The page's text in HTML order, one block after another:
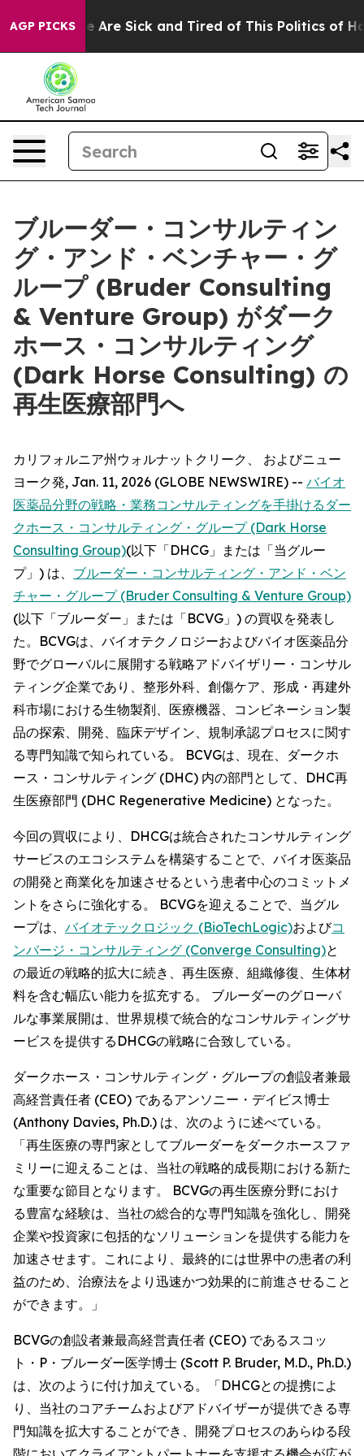
AGP PICKS
“People Are Sick and Tired of This Politics of
ブルーダー・コンサルティン
グ・アンド・ベンチャー・グ
ループ (Bruder Consulting
& Venture Group) がダーク
ホース・コンサルティング
(Dark Horse Consulting) の
再生医療部門へ
カリフォルニア州ウォルナットクリーク、 およびニュー
ヨーク発, Jan. 11, 2026 (GLOBE NEWSWIRE) -- バイオ
医薬品分野の戦略・業務コンサルティングを手掛けるダー
クホース・コンサルティング・グループ (Dark Horse
Consulting Group)(以下「DHCG」または「当グルー
プ」) は、 ブルーダー・コンサルティング・アンド・ベン
チャー・グループ (Bruder Consulting & Venture Group)
(以下「ブルーダー」または「BCVG」) の買収を発表し
た。BCVGは、バイオテクノロジーおよびバイオ医薬品分
野でグローバルに展開する戦略アドバイザリー・コンサル
ティング企業であり、整形外科、創傷ケア、形成・再建外
科市場における生物製剤、医療機器、コンビネーション製
品の探索、開発、臨床デザイン、規制承認プロセスに関す
る専門知識で知られている。 BCVGは、現在、ダークホ
ース・コンサルティング (DHC) 内の部門として、DHC再
生医療部門 (DHC Regenerative Medicine) となった。
今回の買収により、DHCGは統合されたコンサルティング
サービスのエコシステムを構築することで、バイオ医薬品
の開発と商業化を加速させるという患者中心のコミットメ
ントをさらに強化する。 BCVGを迎えることで、当グル
ープは、 バイオテックロジック (BioTechLogic)およびコ
ンバージ・コンサルティング (Converge Consulting)と
の最近の戦略的拡大に続き、再生医療、組織修復、生体材
料を含む幅広い能力を拡充する。 ブルーダーのグローバ
ルな事業展開は、世界規模で統合的なコンサルティングサ
ービスを提供するDHCGの戦略に合致している。
ダークホース・コンサルティング・グループの創設者兼最
高経営責任者 (CEO) であるアンソニー・デイビス博士
(Anthony Davies, Ph.D.) は、次のように述べている。
「再生医療の専門家としてブルーダーをダークホースファ
ミリーに迎えることは、当社の戦略的成長期における新た
な重要な節目となります。 BCVGの再生医療分野におけ
る豊富な経験は、当社の総合的な専門知識を強化し、開発
企業や投資家に包括的なソリューションを提供する能力を
加速させます。これにより、最終的には世界中の患者の利
益のため、治療法をより迅速かつ効果的に前進させること
ができます。」
BCVGの創設者兼最高経営責任者 (CEO) であるスコッ
ト・P・ブルーダー医学博士 (Scott P. Bruder, M.D., Ph.D.)
は、次のように付け加えている。「DHCGとの提携によ
り、当社のコアチームおよびアドバイザーが提供できる専
門知識を拡大することができ、開発プロセスのあらゆる段